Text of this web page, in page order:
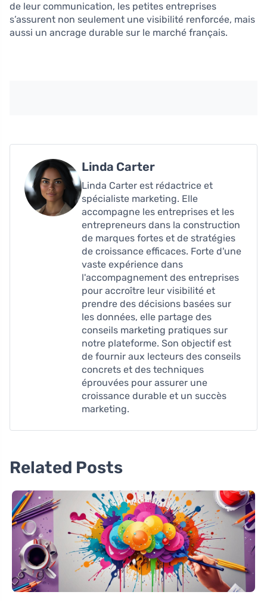
de leur communication, les petites entreprises
s’assurent non seulement une visibilité renforcée, mais
aussi un ancrage durable sur le marché français.
Linda Carter
Linda Carter est rédactrice et
spécialiste marketing. Elle
accompagne les entreprises et les
entrepreneurs dans la construction
de marques fortes et de stratégies
de croissance efficaces. Forte d'une
vaste expérience dans
l'accompagnement des entreprises
pour accroître leur visibilité et
prendre des décisions basées sur
les données, elle partage des
conseils marketing pratiques sur
notre plateforme. Son objectif est
de fournir aux lecteurs des conseils
concrets et des techniques
éprouvées pour assurer une
croissance durable et un succès
marketing.
Related Posts